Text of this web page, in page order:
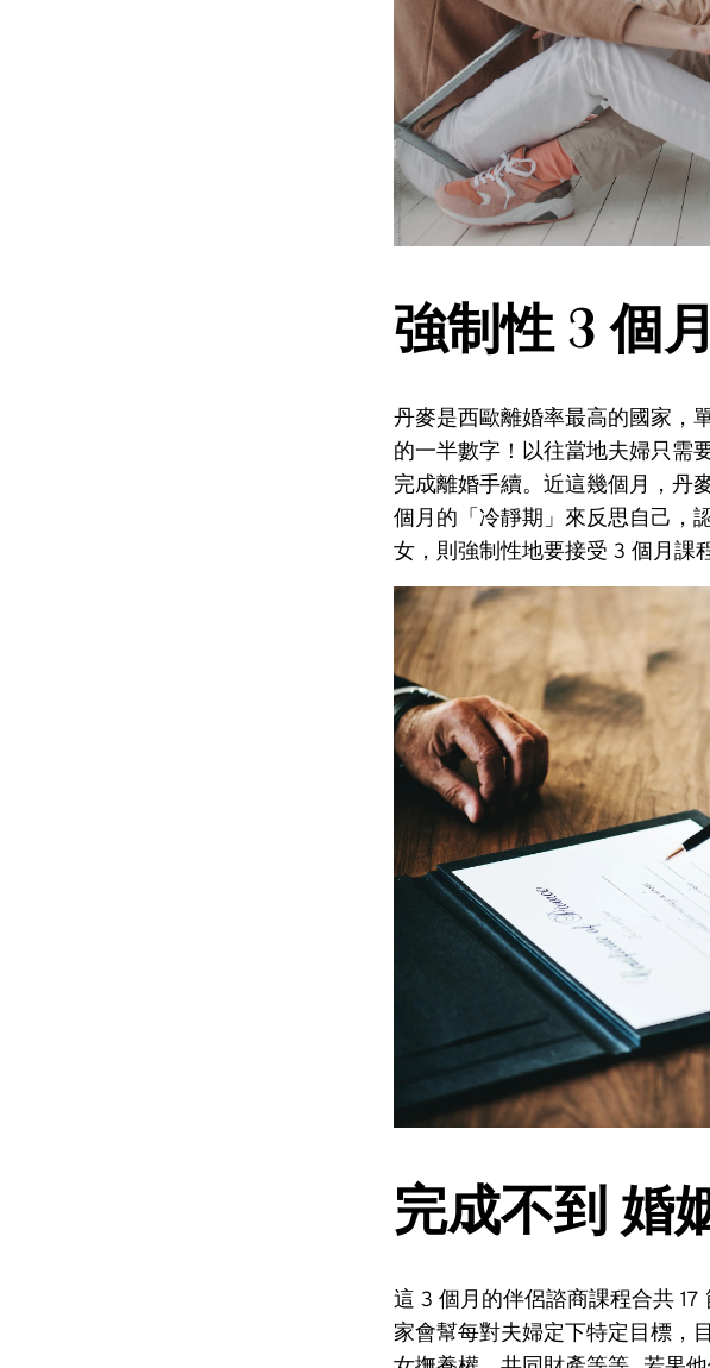
強制性 3 個
丹麥是西歐離婚率最高的國家，
的一半數字！以往當地夫婦只需
完成離婚手續。近這幾個月，丹
個月的「冷靜期」來反思自己，
女，則強制性地要接受 3 個月課
完成不到 婚
這 3 個月的伴侶諮商課程合共
家會幫每對夫婦定下特定目標，